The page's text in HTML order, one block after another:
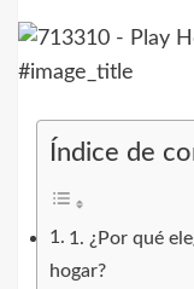
#image_title
Índice de
1. ¿Por qué
hogar?